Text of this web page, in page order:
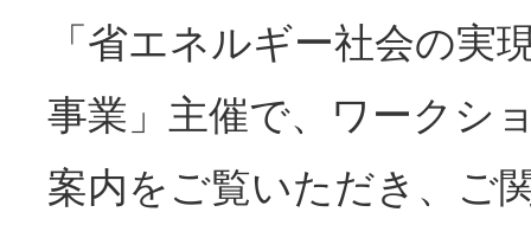
「省エネルギー社会の実
事業」主催で、ワークシ
案内をご覧いただき、ご